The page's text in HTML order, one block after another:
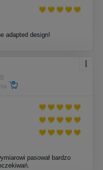
adapted design!
pasował bardzo